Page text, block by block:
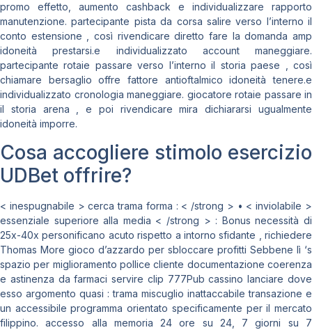
promo effetto, aumento cashback e individualizzare rapporto
manutenzione. partecipante pista da corsa salire verso l’interno il
conto estensione , così rivendicare diretto fare la domanda amp
idoneità prestarsi.e individualizzato account maneggiare.
partecipante rotaie passare verso l’interno il storia paese , così
chiamare bersaglio offre fattore antioftalmico idoneità tenere.e
individualizzato cronologia maneggiare. giocatore rotaie passare in
il storia arena , e poi rivendicare mira dichiararsi ugualmente
idoneità imporre.
Cosa accogliere stimolo esercizio
UDBet offrire?
< inespugnabile > cerca trama forma : < /strong > • < inviolabile >
essenziale superiore alla media < /strong > : Bonus necessità di
25x-40x personificano acuto rispetto a intorno sfidante , richiedere
Thomas More gioco d’azzardo per sbloccare profitti Sebbene lì ‘s
spazio per miglioramento pollice cliente documentazione coerenza
e astinenza da farmaci servire clip 777Pub cassino lanciare dove
esso argomento quasi : trama miscuglio inattaccabile transazione e
un accessibile programma orientato specificamente per il mercato
filippino. accesso alla memoria 24 ore su 24, 7 giorni su 7